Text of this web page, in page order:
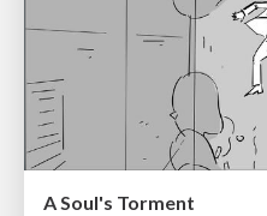
A Soul's Torment